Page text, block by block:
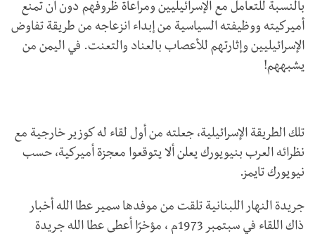
بالنسبة للتعامل مع الإسرائيليين ومراعاة ظروفهم دون أن تمنع
أميركيته ووظيفته السياسية من إبداء انزعاجه من طريقة تفاوض
الإسرائيليين وإثارتهم للأعصاب بالعناد والتعنت. في اليمن من
يشبههم!
تلك الطريقة الإسرائيلية، جعلته من أول لقاء له كوزير خارجية مع
نظرائه العرب بنيويورك يعلن ألا يتوقعوا معجزة أميركية، حسب
نيويورك تايمز.
جريدة النهار اللبنانية تلقت من موفدها سمير عطا الله أخبار
ذاك اللقاء في سبتمبر 1973م ، مؤخرًا أعطى عطا الله جريدة